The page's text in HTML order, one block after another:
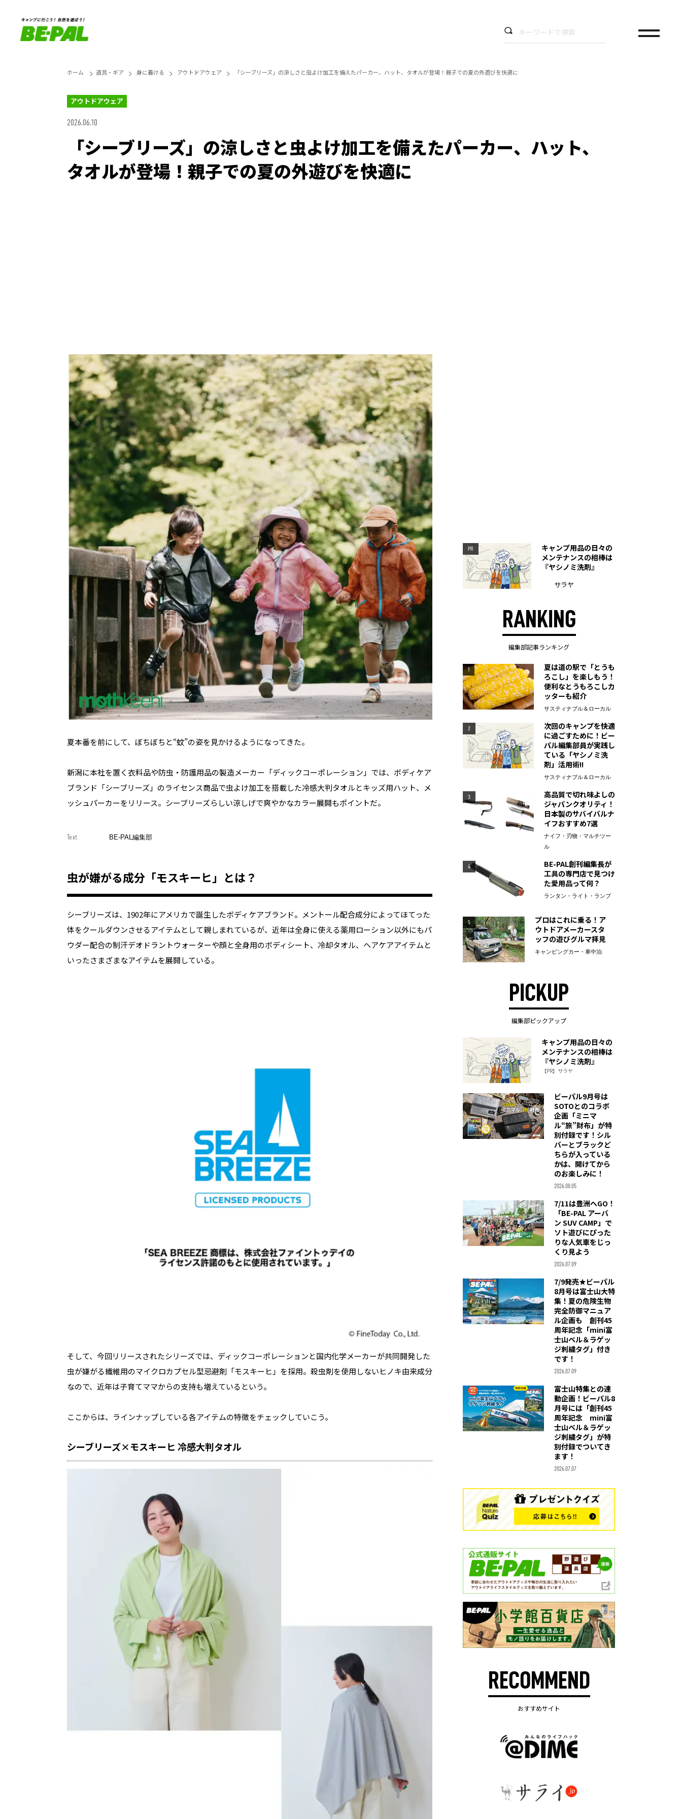
ホーム 道具・ギア 身に着ける アウトドアウェア 「シーブリーズ」の涼しさと虫よけ加工を備えたパーカー、ハット、タオルが登場！親子での夏の外遊びを快適に
アウトドアウェア
2026.06.10
「シーブリーズ」の涼しさと虫よけ加工を備えたパーカー、ハット、
タオルが登場！親子での夏の外遊びを快適に
夏本番を前にして、ぼちぼちと“蚊”の姿を見かけるようになってきた。
新潟に本社を置く衣料品や防虫・防護用品の製造メーカー「ディックコーポレーション」では、ボディケア
ブランド「シーブリーズ」のライセンス商品で虫よけ加工を搭載した冷感大判タオルとキッズ用ハット、メ
ッシュパーカーをリリース。シーブリーズらしい涼しげで爽やかなカラー展開もポイントだ。
Text BE-PAL編集部
虫が嫌がる成分「モスキーヒ」とは？
シーブリーズは、1902年にアメリカで誕生したボディケアブランド。メントール配合成分によってほてった
体をクールダウンさせるアイテムとして親しまれているが、近年は全身に使える薬用ローション以外にもパ
ウダー配合の制汗デオドラントウォーターや顔と全身用のボディシート、冷却タオル、ヘアケアアイテムと
いったさまざまなアイテムを展開している。
そして、今回リリースされたシリーズでは、ディックコーポレーションと国内化学メーカーが共同開発した
虫が嫌がる繊維用のマイクロカプセル型忌避剤「モスキーヒ」を採用。殺虫剤を使用しないヒノキ由来成分
なので、近年は子育てママからの支持も増えているという。
ここからは、ラインナップしている各アイテムの特徴をチェックしていこう。
シーブリーズ×モスキーヒ 冷感大判タオル
PR
キャンプ用品の日々の
メンテナンスの相棒は
『ヤシノミ洗剤』
サラヤ
RANKING
編集部記事ランキング
1
夏は道の駅で「とうも
ろこし」を楽しもう！
便利なとうもろこしカ
ッターも紹介
サスティナブル＆ローカル
2
次回のキャンプを快適
に過ごすために！ビー
パル編集部員が実践し
ている「ヤシノミ洗
剤」活用術!!
サスティナブル＆ローカル
3
高品質で切れ味よしの
ジャパンクオリティ！
日本製のサバイバルナ
イフおすすめ7選
ナイフ・刃物・マルチツー
ル
4
BE-PAL創刊編集長が
工具の専門店で見つけ
た愛用品って何？
ランタン・ライト・ランプ
5
プロはこれに乗る！ア
ウトドアメーカースタ
ッフの遊びグルマ拝見
キャンピングカー・車中泊
PICKUP
編集部ピックアップ
キャンプ用品の日々の
メンテナンスの相棒は
『ヤシノミ洗剤』
【PR】サラヤ
ビーパル9月号は
SOTOとのコラボ
企画「ミニマ
ル“旅”財布」が特
別付録です！シル
バーとブラックど
ちらが入っている
かは、開けてから
のお楽しみに！
2026.08.05
7/11は豊洲へGO！
「BE-PAL アーバ
ン SUV CAMP」で
ソト遊びにぴった
りな人気車をじっ
くり見よう
2026.07.09
7/9発売★ビーパル
8月号は富士山大特
集！夏の危険生物
完全防御マニュア
ル企画も 創刊45
周年記念「mini富
士山ベル＆ラゲッ
ジ刺繍タグ」付き
です！
2026.07.09
富士山特集との連
動企画！ビーパル8
月号には「創刊45
周年記念 mini富
士山ベル＆ラゲッ
ジ刺繍タグ」が特
別付録でついてき
ます！
2026.07.07
RECOMMEND
おすすめサイト